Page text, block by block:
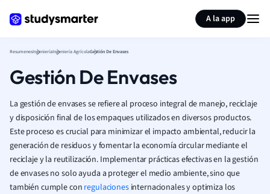
A la app
ResumenesIngenieríaIngeniería AgrícolaGestión De Envases
Gestión De Envases
La gestión de envases se refiere al proceso integral de manejo, reciclaje
y disposición final de los empaques utilizados en diversos productos.
Este proceso es crucial para minimizar el impacto ambiental, reducir la
generación de residuos y fomentar la economía circular mediante el
reciclaje y la reutilización. Implementar prácticas efectivas en la gestión
de envases no solo ayuda a proteger el medio ambiente, sino que
también cumple con regulacionesinternacionales y optimiza los
Resumir página